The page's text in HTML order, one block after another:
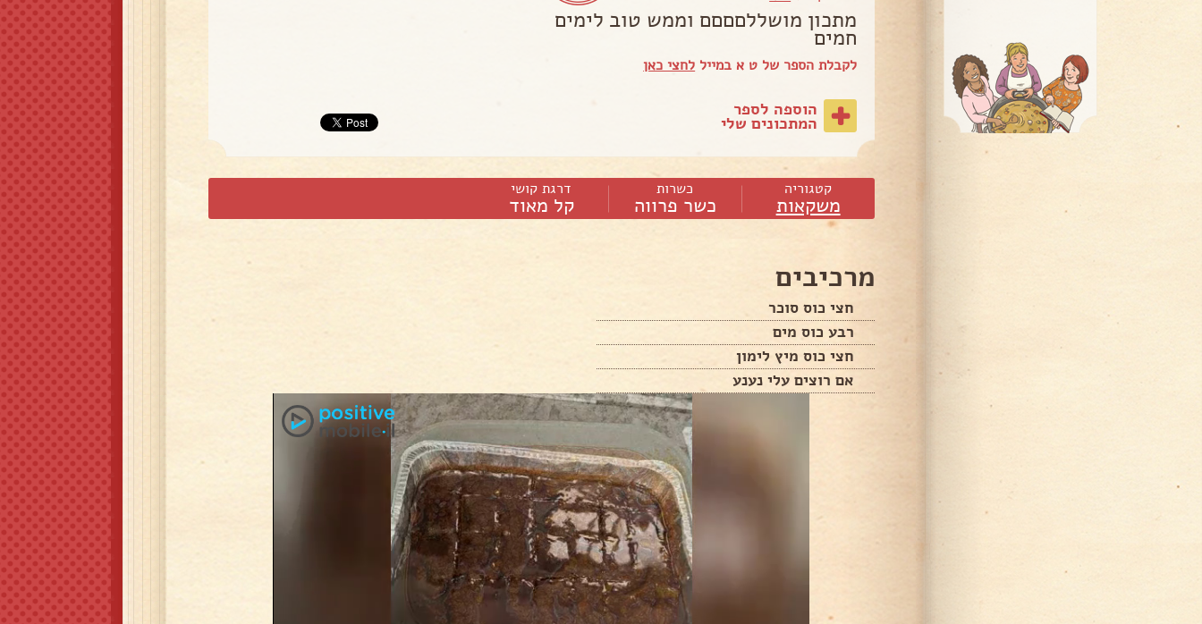
מתכון מושללםםםם וממש טוב לימים
חמים
לקבלת הספר של ט א במייל לחצי כאן
הוספה לספר
המתכונים שלי
קטגוריה
משקאות
כשרות
כשר פרווה
דרגת קושי
קל מאוד
מרכיבים
חצי כוס סוכר
רבע כוס מים
חצי כוס מיץ לימון
אם רוצים עלי נענע